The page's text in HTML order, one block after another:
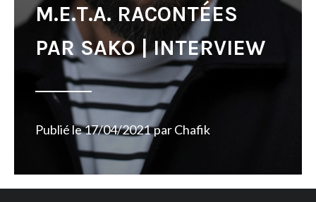
M.E.T.A. RACONTÉES
PAR SAKO | INTERVIEW
Publié le17/04/2021 parChafik